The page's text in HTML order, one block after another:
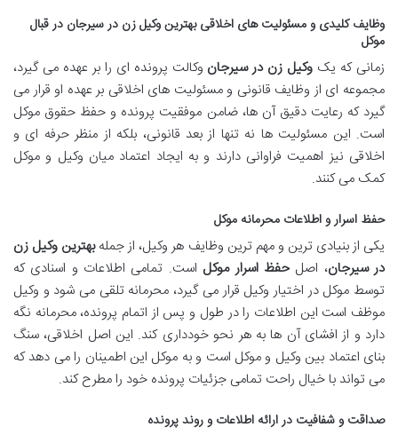
وظایف کلیدی و مسئولیت های اخلاقی بهترین وکیل زن در سیرجان در قبال
موکل
زمانی که یک وکیل زن در سیرجان وکالت پرونده ای را بر عهده می گیرد،
مجموعه ای از وظایف قانونی و مسئولیت های اخلاقی بر عهده او قرار می
گیرد که رعایت دقیق آن ها، ضامن موفقیت پرونده و حفظ حقوق موکل
است. این مسئولیت ها نه تنها از بعد قانونی، بلکه از منظر حرفه ای و
اخلاقی نیز اهمیت فراوانی دارند و به ایجاد اعتماد میان وکیل و موکل
کمک می کنند.
حفظ اسرار و اطلاعات محرمانه موکل
یکی از بنیادی ترین و مهم ترین وظایف هر وکیل، از جملهبهترین وکیل زن
در سیرجان، اصلحفظ اسرار موکل است. تمامی اطلاعات و اسنادی که
توسط موکل در اختیار وکیل قرار می گیرد، محرمانه تلقی می شود و وکیل
موظف است این اطلاعات را در طول و پس از اتمام پرونده، محرمانه نگه
دارد و از افشای آن ها به هر نحو خودداری کند. این اصل اخلاقی، سنگ
بنای اعتماد بین وکیل و موکل است و به موکل این اطمینان را می دهد که
می تواند با خیال راحت تمامی جزئیات پرونده خود را مطرح کند.
صداقت و شفافیت در ارائه اطلاعات و روند پرونده